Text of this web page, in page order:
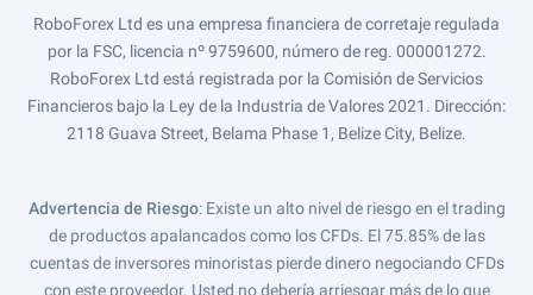
RoboForex Ltd es una empresa financiera de corretaje regulada
por la FSC, licencia nº 9759600, número de reg. 000001272.
RoboForex Ltd está registrada por la Comisión de Servicios
Financieros bajo la Ley de la Industria de Valores 2021. Dirección:
2118 Guava Street, Belama Phase 1, Belize City, Belize.
Advertencia de Riesgo: Existe un alto nivel de riesgo en el trading
de productos apalancados como los CFDs. El 75.85% de las
cuentas de inversores minoristas pierde dinero negociando CFDs
con este proveedor. Usted no debería arriesgar más de lo que